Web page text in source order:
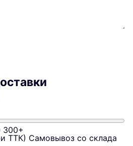
300+
ТТК) Самовывоз со склада